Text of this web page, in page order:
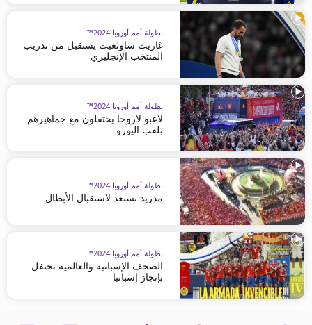
بطولة أمم أوروبا 2024™
غاريث ساوثغيت يستقيل من تدريب
المنتخب الإنجليزي
بطولة أمم أوروبا 2024™
لاعبو لاروخا يحتفلون مع جماهيرهم
بلقب اليورو
بطولة أمم أوروبا 2024™
مدريد تستعد لاستقبال الأبطال
بطولة أمم أوروبا 2024™
الصحف الإسبانية والعالمية تحتفل
بإنجاز إسبانيا